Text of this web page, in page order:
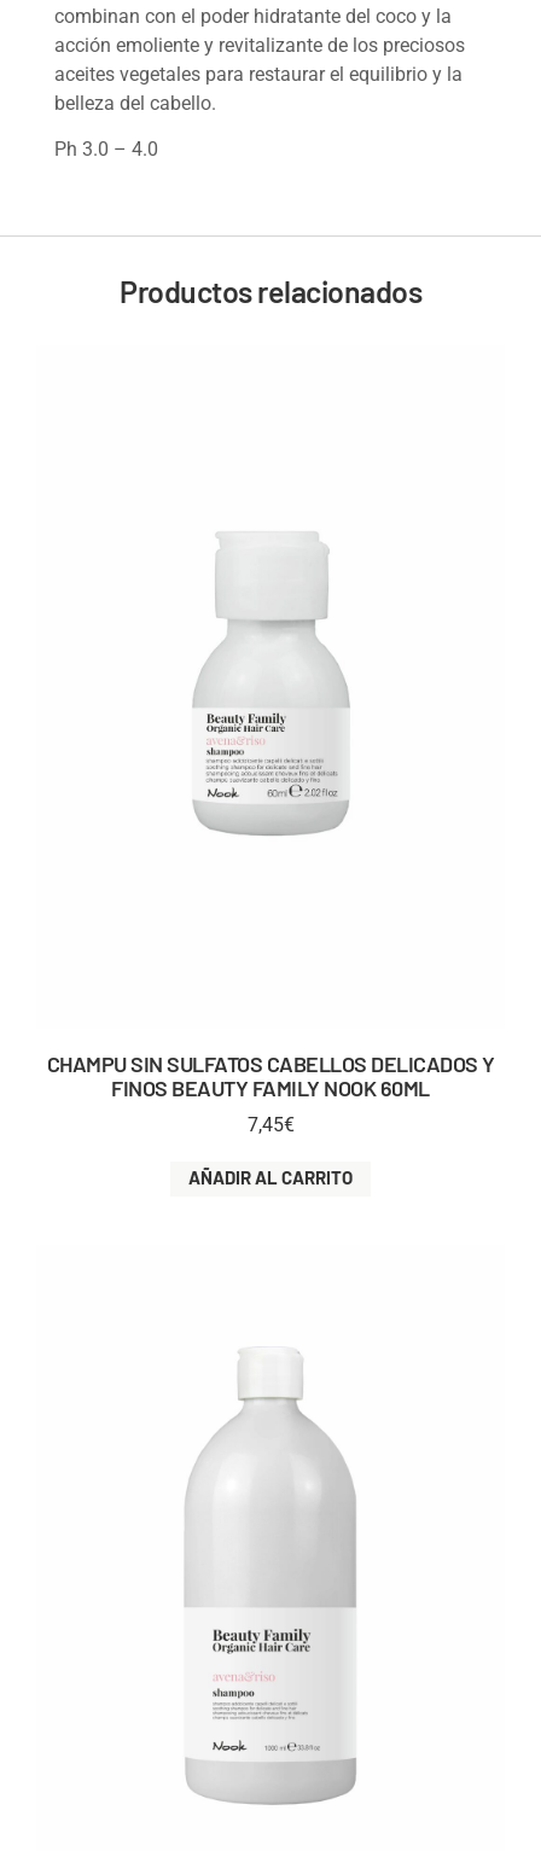
combinan con el poder hidratante del coco y la
acción emoliente y revitalizante de los preciosos
aceites vegetales para restaurar el equilibrio y la
belleza del cabello.
Ph 3.0 – 4.0
Productos relacionados
CHAMPU SIN SULFATOS CABELLOS DELICADOS Y
FINOS BEAUTY FAMILY NOOK 60ML
7,45€
AÑADIR AL CARRITO